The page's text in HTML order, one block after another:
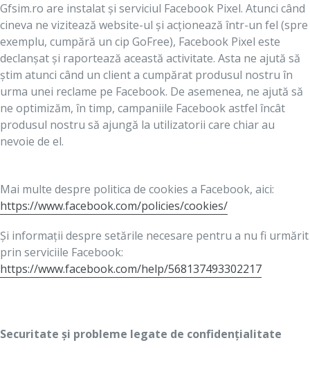
Gfsim.ro are instalat și serviciul Facebook Pixel. Atunci când
cineva ne vizitează website-ul și acționează într-un fel (spre
exemplu, cumpără un cip GoFree), Facebook Pixel este
declanșat și raportează această activitate. Asta ne ajută să
știm atunci când un client a cumpărat produsul nostru în
urma unei reclame pe Facebook. De asemenea, ne ajută să
ne optimizăm, în timp, campaniile Facebook astfel încât
produsul nostru să ajungă la utilizatorii care chiar au
nevoie de el.
Mai multe despre politica de cookies a Facebook, aici:
https://www.facebook.com/policies/cookies/
Și informații despre setările necesare pentru a nu fi urmărit
prin serviciile Facebook:
https://www.facebook.com/help/568137493302217
Securitate și probleme legate de confidențialitate